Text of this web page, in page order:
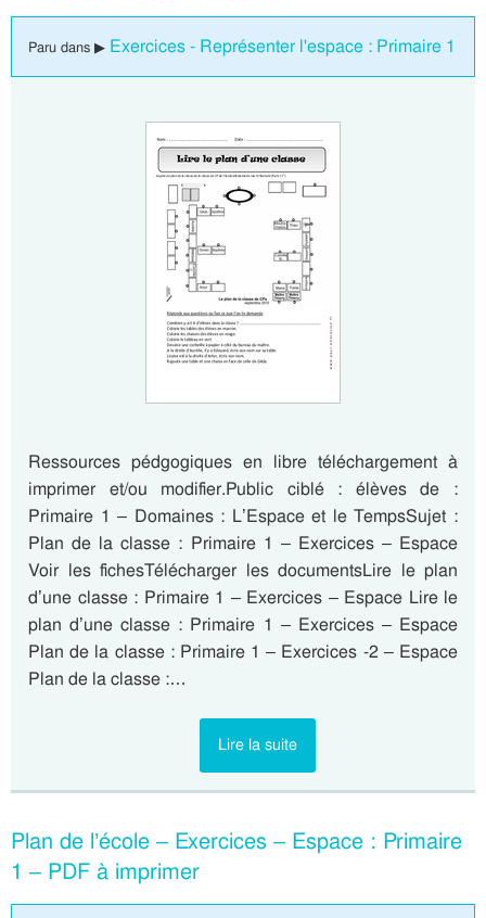
Paru dans ▶ Exercices - Représenter l'espace : Primaire 1
Ressources pédgogiques en libre téléchargement à
imprimer et/ou modifier.Public ciblé : élèves de :
Primaire 1 – Domaines : L’Espace et le TempsSujet :
Plan de la classe : Primaire 1 – Exercices – Espace
Voir les fichesTélécharger les documentsLire le plan
d’une classe : Primaire 1 – Exercices – Espace Lire le
plan d’une classe : Primaire 1 – Exercices – Espace
Plan de la classe : Primaire 1 – Exercices -2 – Espace
Plan de la classe :…
Lire la suite
Plan de l’école – Exercices – Espace : Primaire
1 – PDF à imprimer